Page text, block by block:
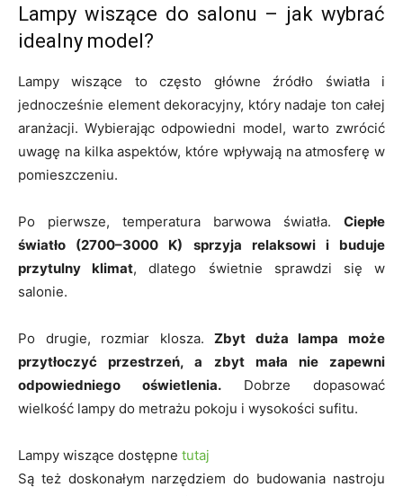
Lampy wiszące do salonu – jak wybrać
idealny model?
Lampy wiszące to często główne źródło światła i
jednocześnie element dekoracyjny, który nadaje ton całej
aranżacji. Wybierając odpowiedni model, warto zwrócić
uwagę na kilka aspektów, które wpływają na atmosferę w
pomieszczeniu.
Po pierwsze, temperatura barwowa światła. Ciepłe
światło (2700–3000 K) sprzyja relaksowi i buduje
przytulny klimat, dlatego świetnie sprawdzi się w
salonie.
Po drugie, rozmiar klosza.Zbyt duża lampa może
przytłoczyć przestrzeń, a zbyt mała nie zapewni
odpowiedniego oświetlenia. Dobrze dopasować
wielkość lampy do metrażu pokoju i wysokości sufitu.
Lampy wiszące dostępne tutaj
Są też doskonałym narzędziem do budowania nastroju